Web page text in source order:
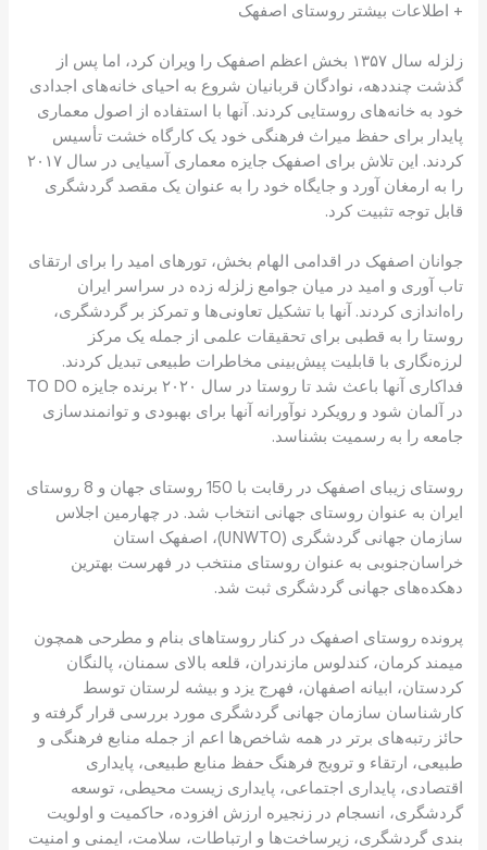
+ اطلاعات بیشتر روستای اصفهک
زلزله سال ۱۳۵۷ بخش اعظم اصفهک را ویران کرد، اما پس از
گذشت چنددهه، نوادگان قربانیان شروع به احیای خانه‌های اجدادی
خود به خانه‌های روستایی کردند. آنها با استفاده از اصول معماری
پایدار برای حفظ میراث فرهنگی خود یک کارگاه خشت تأسیس
کردند. این تلاش برای اصفهک جایزه معماری آسیایی در سال ۲۰۱۷
را به ارمغان آورد و جایگاه خود را به عنوان یک مقصد گردشگری
قابل توجه تثبیت کرد.
جوانان اصفهک در اقدامی الهام بخش، تورهای امید را برای ارتقای
تاب آوری و امید در میان جوامع زلزله زده در سراسر ایران
راه‌اندازی کردند. آنها با تشکیل تعاونی‌ها و تمرکز بر گردشگری،
روستا را به قطبی برای تحقیقات علمی از جمله یک مرکز
لرزه‌نگاری با قابلیت پیش‌بینی مخاطرات طبیعی تبدیل کردند.
فداکاری آنها باعث شد تا روستا در سال ۲۰۲۰ برنده جایزه TO DO
در آلمان شود و رویکرد نوآورانه آنها برای بهبودی و توانمندسازی
جامعه را به رسمیت بشناسد.
روستای زیبای اصفهک در رقابت با 150 روستای جهان و 8 روستای
ایران به عنوان روستای جهانی انتخاب شد. در چهارمین اجلاس
سازمان جهانی گردشگری (UNWTO)، اصفهک استان
خراسان‌جنوبی به عنوان روستای منتخب در فهرست بهترین
دهکده‌های جهانی گردشگری ثبت شد.
پرونده روستای اصفهک در کنار روستاهای بنام و مطرحی همچون
میمند کرمان، کندلوس مازندران، قلعه بالای سمنان، پالنگان
کردستان، ابیانه اصفهان، فهرج یزد و بیشه لرستان توسط
کارشناسان سازمان جهانی گردشگری مورد بررسی قرار گرفته و
حائز رتبه‌های برتر در همه شاخص‌ها اعم از جمله منابع فرهنگی و
طبیعی، ارتقاء و ترویج فرهنگ حفظ منابع طبیعی، پایداری
اقتصادی، پایداری اجتماعی، پایداری زیست محیطی، توسعه
گردشگری، انسجام در زنجیره ارزش افزوده، حاکمیت و اولویت‌
بندی گردشگری، زیرساخت‌ها و ارتباطات، سلامت، ایمنی و امنیت